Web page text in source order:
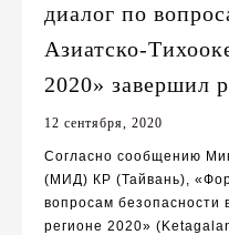
диалог по
Азиатско-
2020» завершил
12 сентября, 2020
Согласно сообщению
(МИД) КР (Тайвань), «Ф
вопросам безопасности
регионе 2020»